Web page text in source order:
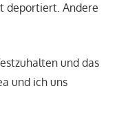
deportiert. Andere
und das
und ich uns